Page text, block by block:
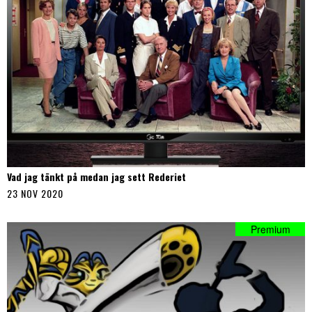
Vad jag tänkt på medan jag sett Rederiet
23 NOV 2020